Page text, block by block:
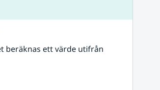
beräknas ett värde utifrån